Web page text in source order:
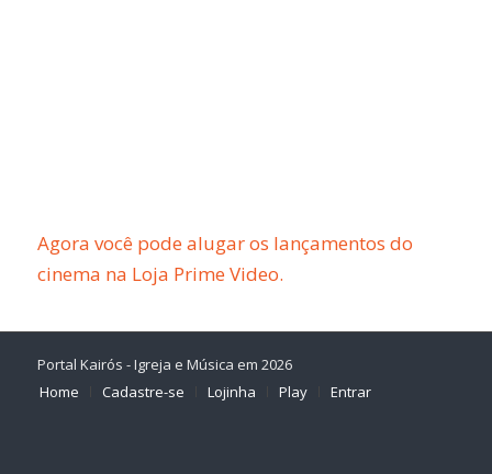
Agora você pode alugar os lançamentos do
cinema na Loja Prime Video.
Portal Kairós - Igreja e Música em 2026
Home
Cadastre-se Lojinha Play Entrar